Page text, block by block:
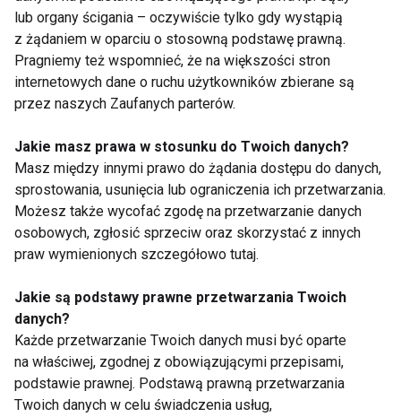
Domowe pasty do
pieczywa – 7
zdrowych pomysłów
zamiast wędlin
Nie tylko jagodzianki.
5 fit pomysłów na
wykorzystanie sezonu
Przez żołądek do
przepisy na Dzień
Ojca, które
przygotujesz bez
spędzania pół dnia w
kuchni
Poczuj lato na talerzu.
dzień lata
Pokaż więcej
lub organy ścigania – oczywiście tylko gdy wystąpią
z żądaniem w oparciu o stosowną podstawę prawną.
Pragniemy też wspomnieć, że na większości stron
internetowych dane o ruchu użytkowników zbierane są
przez naszych Zaufanych parterów.
Jakie masz prawa w stosunku do Twoich danych?
Masz między innymi prawo do żądania dostępu do danych,
sprostowania, usunięcia lub ograniczenia ich przetwarzania.
Możesz także wycofać zgodę na przetwarzanie danych
osobowych, zgłosić sprzeciw oraz skorzystać z innych
praw wymienionych szczegółowo tutaj.
Jakie są podstawy prawne przetwarzania Twoich
danych?
Każde przetwarzanie Twoich danych musi być oparte
na właściwej, zgodnej z obowiązującymi przepisami,
podstawie prawnej. Podstawą prawną przetwarzania
Twoich danych w celu świadczenia usług,